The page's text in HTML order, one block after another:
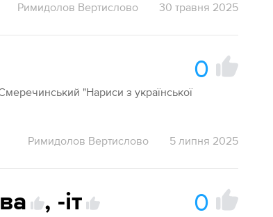
Римидолов Вертислово 30 травня 2025
0
"Нариси з української
Римидолов Вертислово 5 липня 2025
, -іт 0